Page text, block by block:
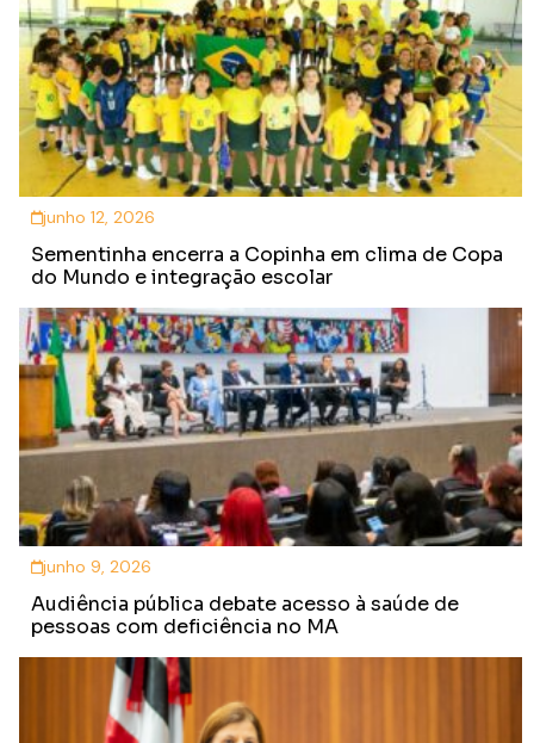
junho 12, 2026
Sementinha encerra a Copinha em clima de Copa
do Mundo e integração escolar
junho 9, 2026
Audiência pública debate acesso à saúde de
pessoas com deficiência no MA